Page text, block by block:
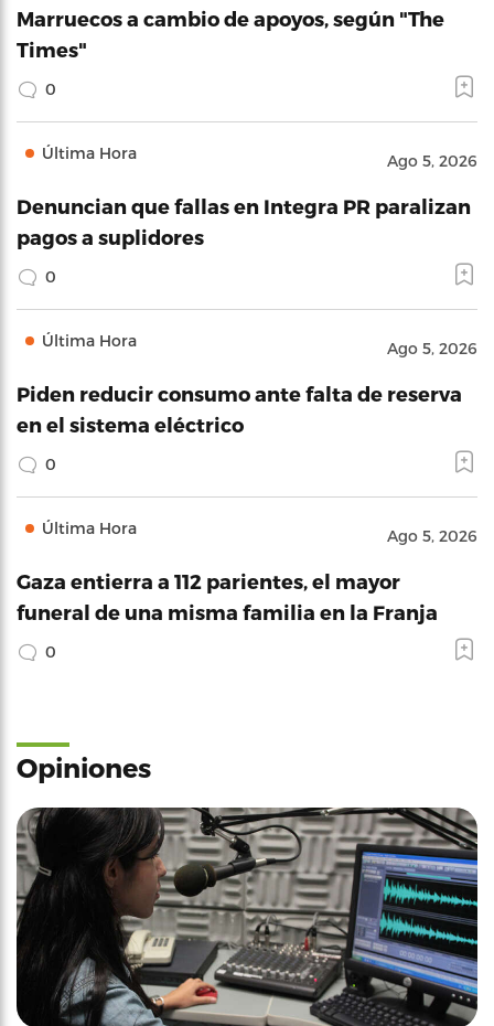
Marruecos a cambio de apoyos, según "The
Times"
0
Última Hora Ago 5, 2026
Denuncian que fallas en Integra PR paralizan
pagos a suplidores
0
Última Hora Ago 5, 2026
Piden reducir consumo ante falta de reserva
en el sistema eléctrico
0
Última Hora Ago 5, 2026
Gaza entierra a 112 parientes, el mayor
funeral de una misma familia en la Franja
0
Opiniones